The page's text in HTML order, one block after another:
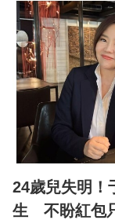
24歲兒失明！
生 不盼紅包